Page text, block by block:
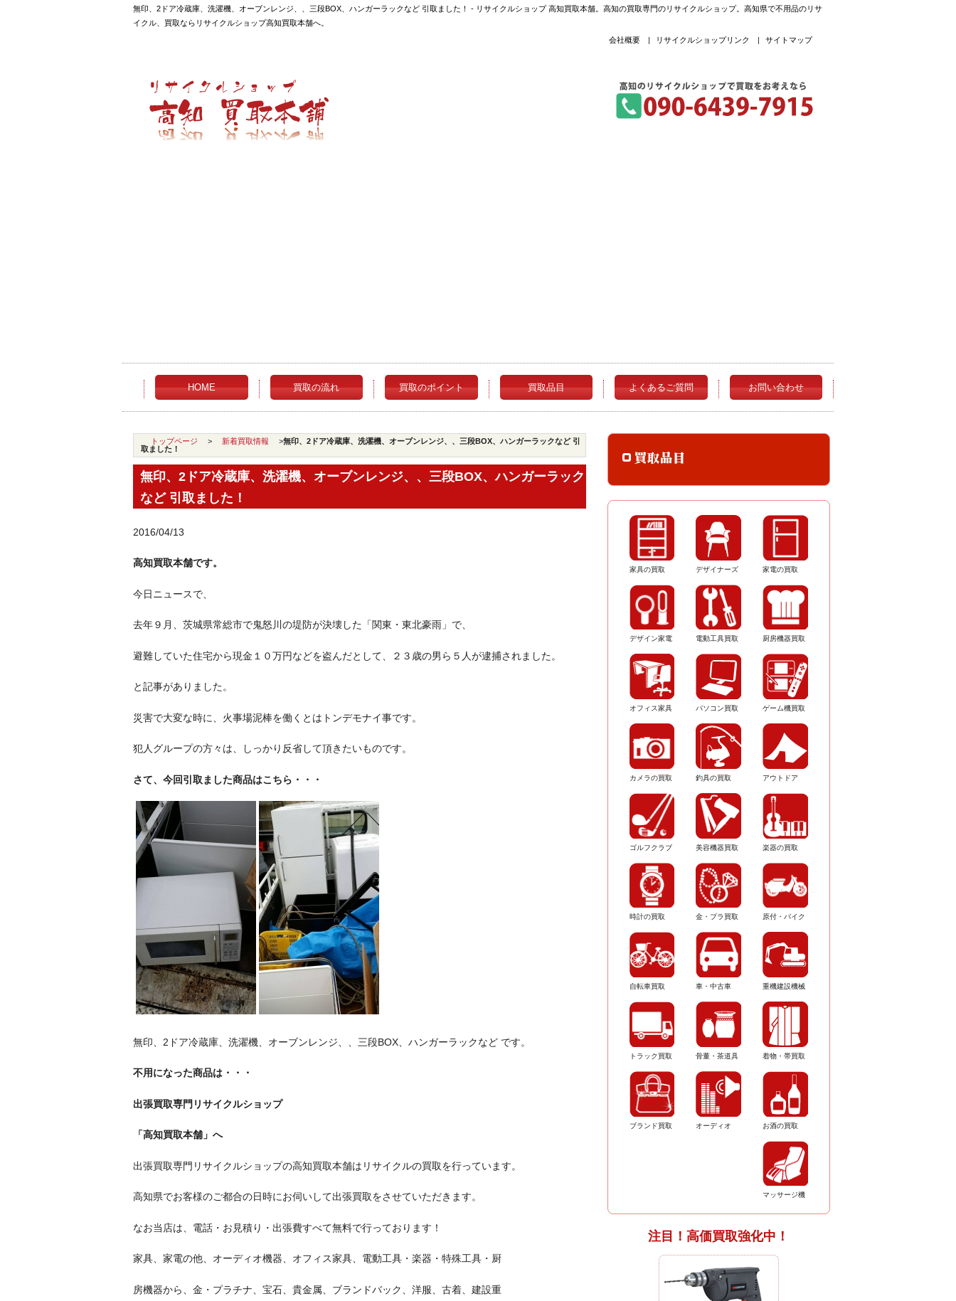
無印、2ドア冷蔵庫、洗濯機、オーブンレンジ、、三段BOX、ハンガーラックなど 引取ました！ - リサイクルショップ 高知買取本舗。高知の買取専門のリサイクルショップ。高知県で不用品のリサ
イクル、買取ならリサイクルショップ高知買取本舗へ。
会社概要 | リサイクルショップリンク | サイトマップ
HOME 買取の流れ 買取のポイント 買取品目 よくあるご質問 お問い合わせ
トップページ > 新着買取情報 >無印、2ドア冷蔵庫、洗濯機、オーブンレンジ、、三段BOX、ハンガーラックなど 引
取ました！
無印、2ドア冷蔵庫、洗濯機、オーブンレンジ、、三段BOX、ハンガーラック
など 引取ました！
2016/04/13
高知買取本舗です。
今日ニュースで、
去年９月、茨城県常総市で鬼怒川の堤防が決壊した「関東・東北豪雨」で、
避難していた住宅から現金１０万円などを盗んだとして、２３歳の男ら５人が逮捕されました。
と記事がありました。
災害で大変な時に、火事場泥棒を働くとはトンデモナイ事です。
犯人グループの方々は、しっかり反省して頂きたいものです。
さて、今回引取ました商品はこちら・・・
無印、2ドア冷蔵庫、洗濯機、オーブンレンジ、、三段BOX、ハンガーラックなど です。
不用になった商品は・・・
出張買取専門リサイクルショップ
「高知買取本舗」へ
出張買取専門リサイクルショップの高知買取本舗はリサイクルの買取を行っています。
高知県でお客様のご都合の日時にお伺いして出張買取をさせていただきます。
なお当店は、電話・お見積り・出張費すべて無料で行っております！
家具、家電の他、オーディオ機器、オフィス家具、電動工具・楽器・特殊工具・厨
房機器から、金・プラチナ、宝石、貴金属、ブランドバック、洋服、古着、建設重
家具の買取 デザイナーズ 家電の買取
デザイン家電 電動工具買取 厨房機器買取
オフィス家具 パソコン買取 ゲーム機買取
カメラの買取 釣具の買取 アウトドア
ゴルフクラブ 美容機器買取 楽器の買取
時計の買取 金・プラ買取 原付・バイク
自転車買取 車・中古車 重機建設機械
トラック買取 骨董・茶道具 着物・帯買取
ブランド買取 オーディオ お酒の買取
マッサージ機
注目！高価買取強化中！